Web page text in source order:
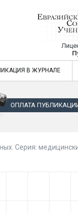
Евразийский Союз
В ЖУРНАЛЕ
ОПЛАТА
Серия: